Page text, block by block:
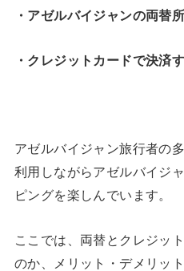
・アゼルバイジャンの両替
・クレジットカードで決済
アゼルバイジャン旅行者の
利用しながらアゼルバイジ
ピングを楽しんでいます。
ここでは、両替とクレジッ
のか、メリット・デメリッ